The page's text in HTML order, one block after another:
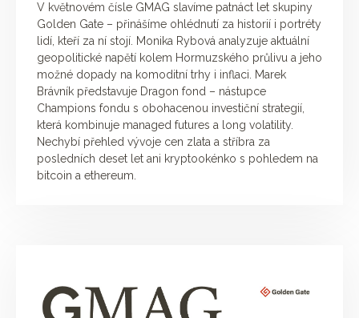
V květnovém čísle GMAG slavíme patnáct let skupiny
Golden Gate – přinášíme ohlédnutí za historií i portréty
lidí, kteří za ní stojí. Monika Rybová analyzuje aktuální
geopolitické napětí kolem Hormuzského průlivu a jeho
možné dopady na komoditní trhy i inflaci. Marek
Brávník představuje Dragon fond – nástupce
Champions fondu s obohacenou investiční strategií,
která kombinuje managed futures a long volatility.
Nechybí přehled vývoje cen zlata a stříbra za
posledních deset let ani kryptookénko s pohledem na
bitcoin a ethereum.